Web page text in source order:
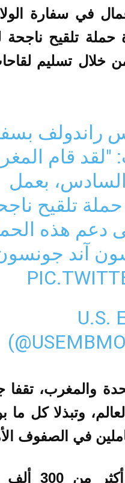
في سفارة
تلقيح ناجحة
خلال تسليم
راندولف
"لقد قام
السادس، بعمل
تلقيح
دعم هذه
آند جونسون."
—
والمغرب، تقفا
وتبذلا كل ما
في الصفوف
وستساهم هذه